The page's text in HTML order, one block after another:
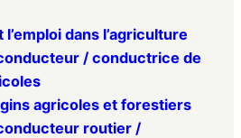
dans l’agriculture
/ conductrice de
agricoles et forestiers
routier /